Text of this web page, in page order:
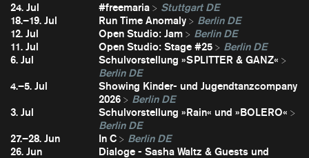
24. Jul #freemaria
Stuttgart DE
18.–19. Jul
Run Time Anomaly
Berlin DE
12. Jul
Open Studio: Jam
Berlin DE
11. Jul
Open Studio: Stage #25
Berlin DE
6. Jul
Schulvorstellung »SPLITTER & GANZ«
Berlin DE
4.–5. Jul
Showing Kinder- und Jugendtanzcompany
2026
Berlin DE
3. Jul
Schulvorstellung »Rain« und »BOLERO«
Berlin DE
27.–28. Jun
In C
Berlin DE
26. Jun
Dialoge - Sasha Waltz & Guests und